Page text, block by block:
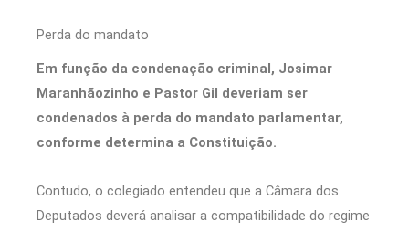
Perda do mandato
Em função da condenação criminal, Josimar
Maranhãozinho e Pastor Gil deveriam ser
condenados à perda do mandato parlamentar,
conforme determina a Constituição.
Contudo, o colegiado entendeu que a Câmara dos
Deputados deverá analisar a compatibilidade do regime